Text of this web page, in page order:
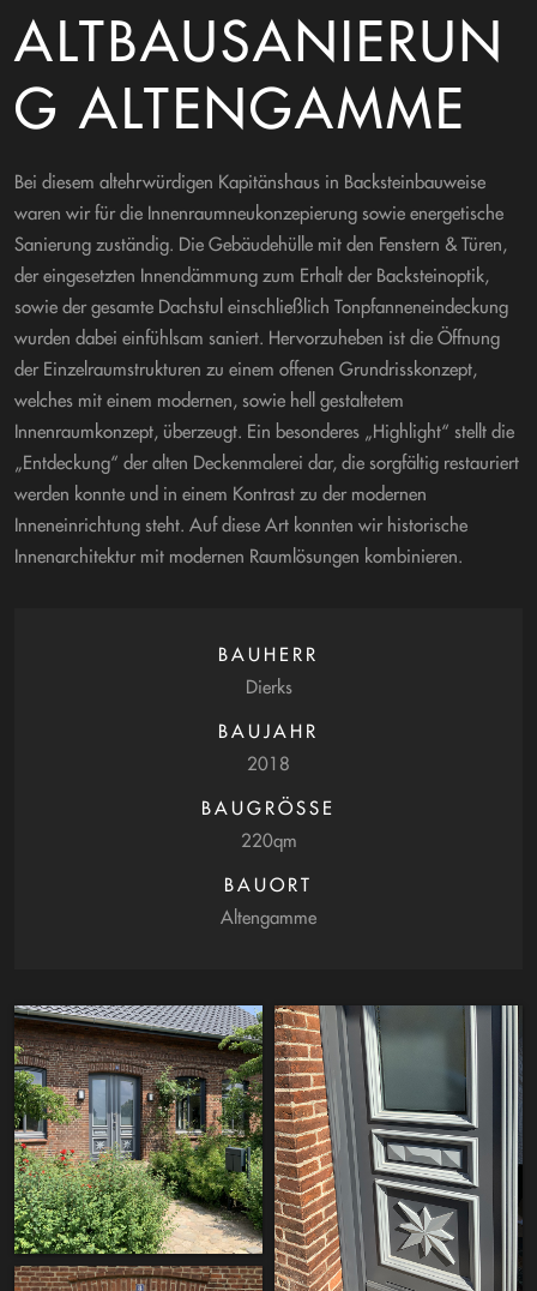
ALTBAUSANIERUN
G ALTENGAMME
Bei diesem altehrwürdigen Kapitänshaus in Backsteinbauweise
waren wir für die Innenraumneukonzepierung sowie energetische
Sanierung zuständig. Die Gebäudehülle mit den Fenstern & Türen,
der eingesetzten Innendämmung zum Erhalt der Backsteinoptik,
sowie der gesamte Dachstul einschließlich Tonpfanneneindeckung
wurden dabei einfühlsam saniert. Hervorzuheben ist die Öffnung
der Einzelraumstrukturen zu einem offenen Grundrisskonzept,
welches mit einem modernen, sowie hell gestaltetem
Innenraumkonzept, überzeugt. Ein besonderes „Highlight“ stellt die
„Entdeckung“ der alten Deckenmalerei dar, die sorgfältig restauriert
werden konnte und in einem Kontrast zu der modernen
Inneneinrichtung steht. Auf diese Art konnten wir historische
Innenarchitektur mit modernen Raumlösungen kombinieren.
BAUHERR
Dierks
BAUJAHR
2018
BAUGRÖSSE
220qm
BAUORT
Altengamme